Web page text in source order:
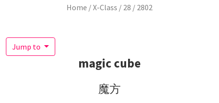
Breadcrumb
Home X-Class 28 2802
Jump to
magic cube
魔方